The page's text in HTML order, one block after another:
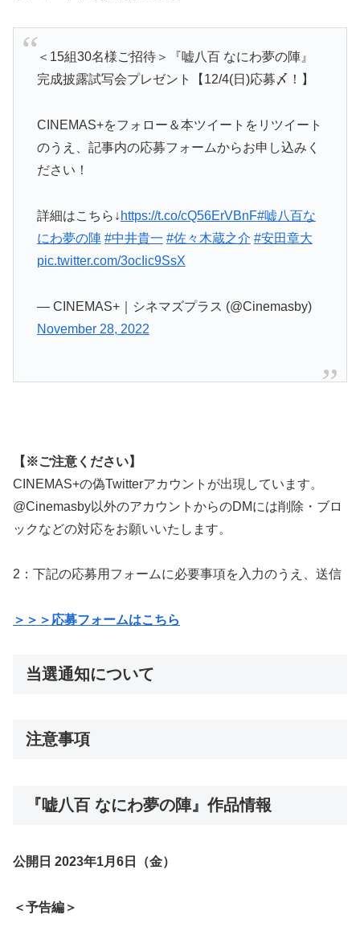
＜15組30名様ご招待＞『嘘八百 なにわ夢の陣』
完成披露試写会プレゼント【12/4(日)応募〆！】
CINEMAS+をフォロー＆本ツイートをリツイート
のうえ、記事内の応募フォームからお申し込みく
ださい！
詳細はこちら↓ https://t.co/cQ56ErVBnF#嘘八百な
にわ夢の陣 #中井貴一 #佐々木蔵之介 #安田章大
pic.twitter.com/3ocIic9SsX
— CINEMAS+｜シネマズプラス (@Cinemasby)
November 28, 2022
【※ご注意ください】
CINEMAS+の偽Twitterアカウントが出現しています。
@Cinemasby以外のアカウントからのDMには削除・ブロ
ックなどの対応をお願いいたします。
2：下記の応募用フォームに必要事項を入力のうえ、送信
＞＞＞応募フォームはこちら
当選通知について
注意事項
『嘘八百 なにわ夢の陣』作品情報
公開日 2023年1月6日（金）
＜予告編＞